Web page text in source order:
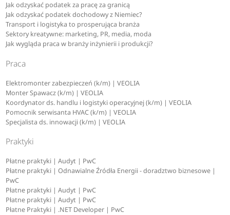
Jak odzyskać podatek za pracę za granicą
Jak odzyskać podatek dochodowy z Niemiec?
Transport i logistyka to prosperująca branża
Sektory kreatywne: marketing, PR, media, moda
Jak wygląda praca w branży inżynierii i produkcji?
Praca
Elektromonter zabezpieczeń (k/m) | VEOLIA
Monter Spawacz (k/m) | VEOLIA
Koordynator ds. handlu i logistyki operacyjnej (k/m) | VEOLIA
Pomocnik serwisanta HVAC (k/m) | VEOLIA
Specjalista ds. innowacji (k/m) | VEOLIA
Praktyki
Płatne praktyki | Audyt | PwC
Płatne praktyki | Odnawialne Źródła Energii - doradztwo biznesowe |
PwC
Płatne praktyki | Audyt | PwC
Płatne praktyki | Audyt | PwC
Płatne Praktyki | .NET Developer | PwC